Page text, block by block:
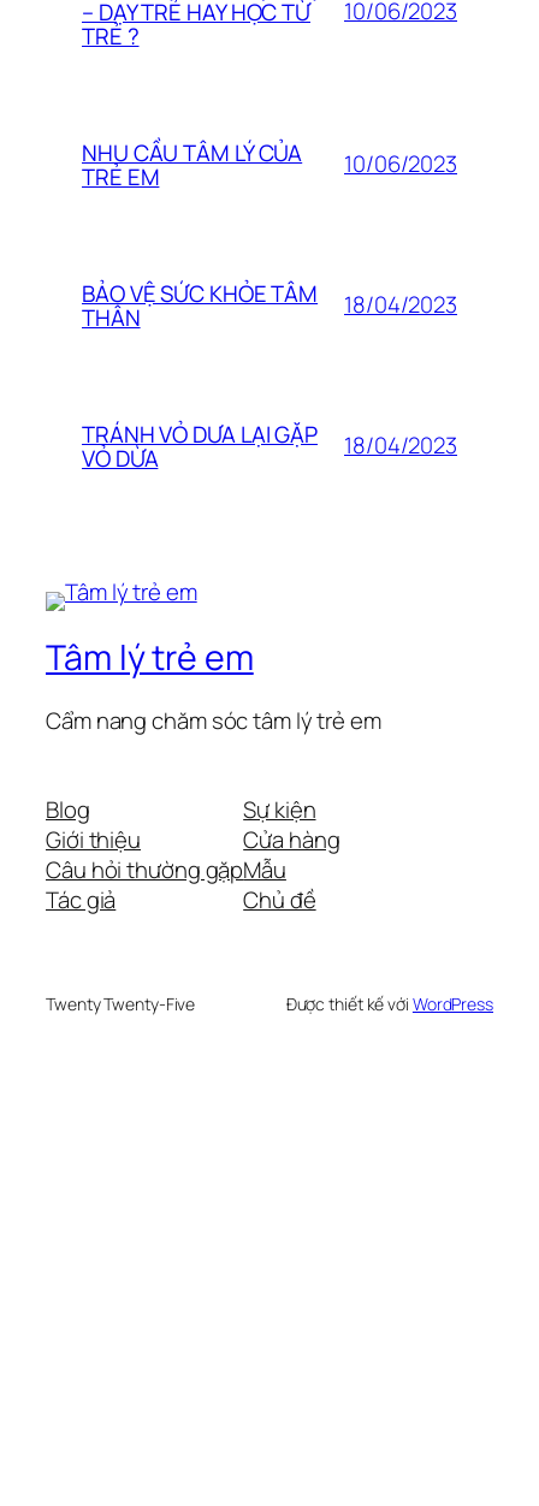
– DẠY TRẺ HAY HỌC TỪ
TRẺ ?
10/06/2023
NHU CẦU TÂM LÝ CỦA
TRẺ EM 10/06/2023
BẢO VỆ SỨC KHỎE TÂM
THÂN 18/04/2023
TRÁNH VỎ DƯA LẠI GẶP
VỎ DỪA 18/04/2023
Tâm lý trẻ em
Cẩm nang chăm sóc tâm lý trẻ em
Blog
Giới thiệu
Câu hỏi thường gặp
Tác giả
Sự kiện
Cửa hàng
Mẫu
Chủ đề
Twenty Twenty-Five Được thiết kế với WordPress